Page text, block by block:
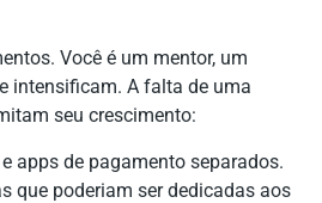
Você é um mentor, um
intensificam. A falta de uma
seu crescimento:
apps de pagamento separados.
que poderiam ser dedicadas aos